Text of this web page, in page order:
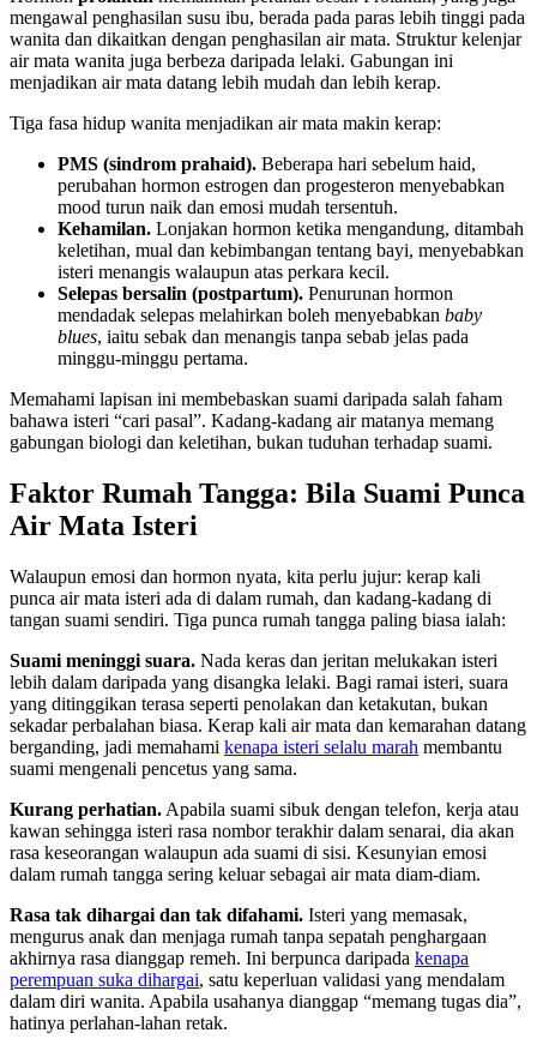
mengawal penghasilan susu ibu, berada pada paras lebih tinggi pada
wanita dan dikaitkan dengan penghasilan air mata. Struktur kelenjar
air mata wanita juga berbeza daripada lelaki. Gabungan ini
menjadikan air mata datang lebih mudah dan lebih kerap.
Tiga fasa hidup wanita menjadikan air mata makin kerap:
PMS (sindrom prahaid). Beberapa hari sebelum haid,
perubahan hormon estrogen dan progesteron menyebabkan
mood turun naik dan emosi mudah tersentuh.
Kehamilan. Lonjakan hormon ketika mengandung, ditambah
keletihan, mual dan kebimbangan tentang bayi, menyebabkan
isteri menangis walaupun atas perkara kecil.
Selepas bersalin (postpartum). Penurunan hormon
mendadak selepas melahirkan boleh menyebabkan baby
blues, iaitu sebak dan menangis tanpa sebab jelas pada
minggu-minggu pertama.
Memahami lapisan ini membebaskan suami daripada salah faham
bahawa isteri “cari pasal”. Kadang-kadang air matanya memang
gabungan biologi dan keletihan, bukan tuduhan terhadap suami.
Faktor Rumah Tangga: Bila Suami Punca
Air Mata Isteri
Walaupun emosi dan hormon nyata, kita perlu jujur: kerap kali
punca air mata isteri ada di dalam rumah, dan kadang-kadang di
tangan suami sendiri. Tiga punca rumah tangga paling biasa ialah:
Suami meninggi suara. Nada keras dan jeritan melukakan isteri
lebih dalam daripada yang disangka lelaki. Bagi ramai isteri, suara
yang ditinggikan terasa seperti penolakan dan ketakutan, bukan
sekadar perbalahan biasa. Kerap kali air mata dan kemarahan datang
berganding, jadi memahami kenapa isteri selalu marah membantu
suami mengenali pencetus yang sama.
Kurang perhatian. Apabila suami sibuk dengan telefon, kerja atau
kawan sehingga isteri rasa nombor terakhir dalam senarai, dia akan
rasa keseorangan walaupun ada suami di sisi. Kesunyian emosi
dalam rumah tangga sering keluar sebagai air mata diam-diam.
Rasa tak dihargai dan tak difahami. Isteri yang memasak,
mengurus anak dan menjaga rumah tanpa sepatah penghargaan
akhirnya rasa dianggap remeh. Ini berpunca daripada kenapa
perempuan suka dihargai, satu keperluan validasi yang mendalam
dalam diri wanita. Apabila usahanya dianggap “memang tugas dia”,
hatinya perlahan-lahan retak.